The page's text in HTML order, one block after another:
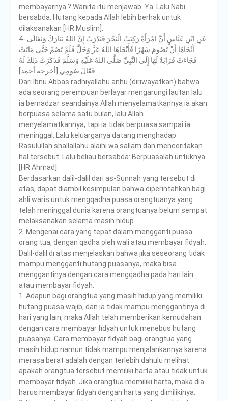
membayarnya ? Wanita itu menjawab: Ya. Lalu Nabi
bersabda: Hutang kepada Allah lebih berhak untuk
dilaksanakan [HR Muslim].
4- عَنِ ابْنِ عَبَّاسٍ أَنَّ امْرَأَةً رَكِبَتْ الْبَحْرَ فَنَذَرَتْ إِنْ اللهُ تَبَارَكَ وَتَعَالَى
أَنْجَاهَا أَنْ تَصُومَ شَهْرًا فَأَنْجَاهَا اللهُ عَزَّ وَجَلَّ فَلَمْ تَصُمْ حَتَّى مَاتَتْ
فَجَاءَتْ قَرَابَةٌ لَهَا إِلَى النَّبِيِّ صَلَّى اللهُ عَلَيْهِ وَسَلَّمَ فَذَكَرَتْ ذَلِكَ لَهُ
فَقَالَ صُومِي [أخرجه أحمد].
Dari Ibnu Abbas radhiyallahu anhu (diriwayatkan) bahwa
ada seorang perempuan berlayar mengarungi lautan lalu
ia bernadzar seandainya Allah menyelamatkannya ia akan
berpuasa selama satu bulan, lalu Allah
menyelamatkannya, tapi ia tidak berpuasa sampai ia
meninggal. Lalu keluarganya datang menghadap
Rasulullah shallallahu alaihi wa sallam dan menceritakan
hal tersebut. Lalu beliau bersabda: Berpuasalah untuknya
[HR Ahmad].
Berdasarkan dalil-dalil dari as-Sunnah yang tersebut di
atas, dapat diambil kesimpulan bahwa diperintahkan bagi
ahli waris untuk mengqadha puasa orangtuanya yang
telah meninggal dunia karena orangtuanya belum sempat
melaksanakan selama masih hidup.
2. Mengenai cara yang tepat dalam mengganti puasa
orang tua, dengan qadha oleh wali atau membayar fidyah.
Dalil-dalil di atas menjelaskan bahwa jika seseorang tidak
mampu mengganti hutang puasanya, maka bisa
menggantinya dengan cara mengqadha pada hari lain
atau membayar fidyah.
1. Adapun bagi orangtua yang masih hidup yang memiliki
hutang puasa wajib, dan ia tidak mampu menggantinya di
hari yang lain, maka Allah telah memberikan kemudahan
dengan cara membayar fidyah untuk menebus hutang
puasanya. Cara membayar fidyah bagi orangtua yang
masih hidup namun tidak mampu menjalankannya karena
merasa berat adalah dengan terlebih dahulu melihat
apakah orangtua tersebut memiliki harta atau tidak untuk
membayar fidyah. Jika orangtua memiliki harta, maka dia
harus membayar fidyah dengan harta yang dimilikinya.